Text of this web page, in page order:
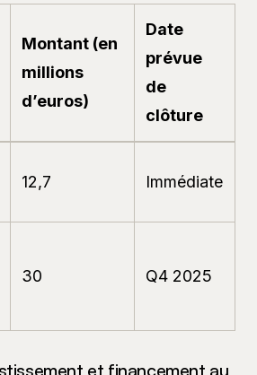
Montant (en
millions
d’euros)
Date
prévue
de
clôture
12,7 Immédiate
30 Q4 2025
et financement au